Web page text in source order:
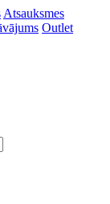
Atsauksmes
Outlet